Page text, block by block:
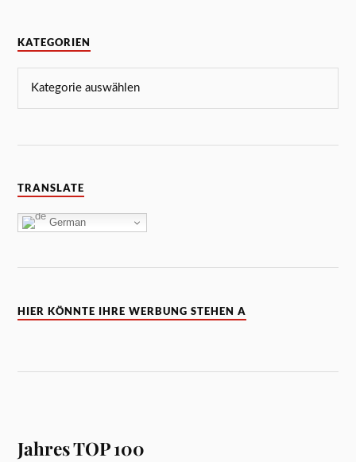
KATEGORIEN
TRANSLATE
German
HIER KÖNNTE IHRE WERBUNG STEHEN A
Jahres TOP 100